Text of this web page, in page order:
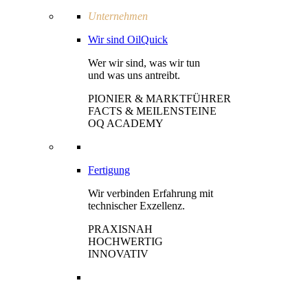
Unternehmen
Wir sind OilQuick
Wer wir sind, was wir tun
und was uns antreibt.
PIONIER & MARKTFÜHRER
FACTS & MEILENSTEINE
OQ ACADEMY
Fertigung
Wir verbinden Erfahrung mit
technischer Exzellenz.
PRAXISNAH
HOCHWERTIG
INNOVATIV